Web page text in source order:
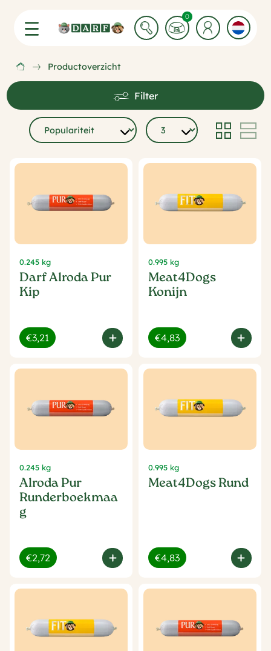
00 Winkelwagen items
Productoverzicht
Filter
0.245 kg
Darf Alroda Pur
Kip
€3,21
0.995 kg
Meat4Dogs
Konijn
€4,83
0.245 kg
Alroda Pur
Runderboekmaa
g
€2,72
0.995 kg
Meat4Dogs Rund
€4,83